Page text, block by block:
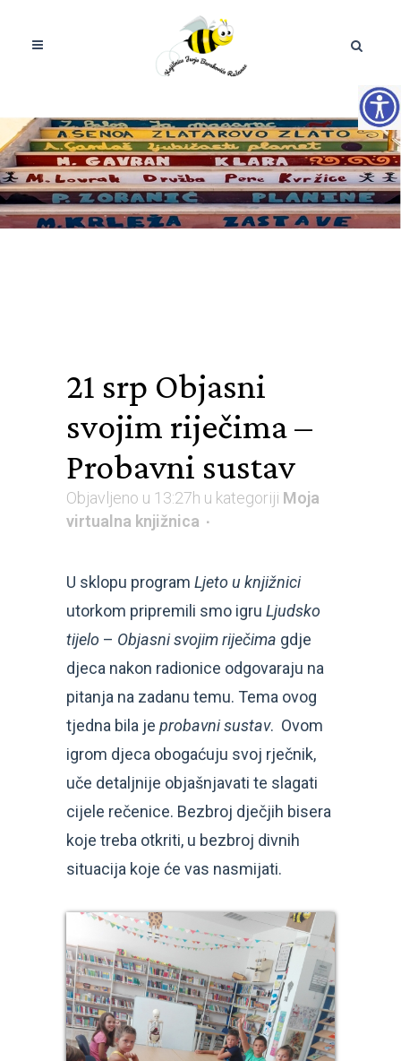
21 srp Objasni
svojim riječima –
Probavni sustav
Objavljeno u 13:27h u kategoriji Moja
virtualna knjižnica
U sklopu program Ljeto u knjižnici
utorkom pripremili smo igru Ljudsko
tijelo – Objasni svojim riječima gdje
djeca nakon radionice odgovaraju na
pitanja na zadanu temu. Tema ovog
tjedna bila je probavni sustav. Ovom
igrom djeca obogaćuju svoj rječnik,
uče detaljnije objašnjavati te slagati
cijele rečenice. Bezbroj dječjih bisera
koje treba otkriti, u bezbroj divnih
situacija koje će vas nasmijati.